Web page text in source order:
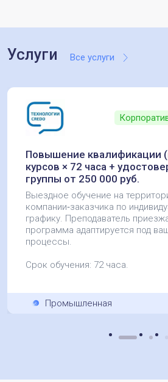
Услуги Все услуги
Повышение квалификации
курсов × 72 часа +
группы от 250 000 руб.
Выездное обучение на
компании‑заказчика по
графику. Преподаватель
программа адаптируется под
процессы.
Срок обучения: 72 часа.
Промышленная